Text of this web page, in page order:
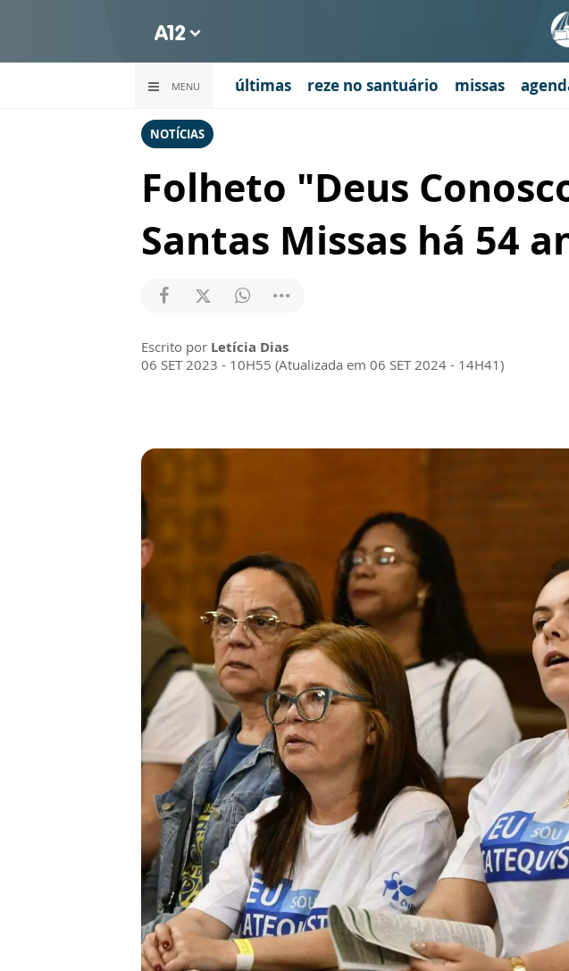
MENU últimas reze no santuário missas
NOTÍCIAS
Folheto "Deus
Santas Missas há 54
Escrito por Letícia Dias
06 SET 2023 - 10H55 (Atualizada em 06 SET 2024 - 14H41)